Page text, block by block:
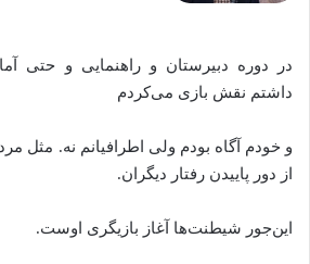
در دوره دبیرستان و راهنمایی و حتی
داشتم نقش بازی می‌کردم
و خودم آگاه بودم ولی اطرافیانم نه. مثل
از دور پاییدن رفتار دیگران.
این‌جور شیطنت‌ها آغاز بازیگری اوست.